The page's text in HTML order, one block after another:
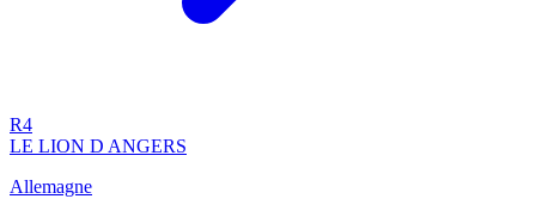
R4
LE LION D ANGERS
Allemagne